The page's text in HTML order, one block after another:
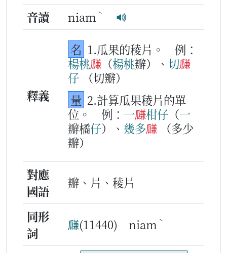
音讀 niam ˋ
釋義
名 1.瓜果的稜片。
例：
楊桃㼓 （楊桃瓣）、 切㼓
仔
（切瓣）
量 2.計算瓜果稜片的單
位。
例： 一㼓柑仔 （一
瓣橘仔）、 幾多㼓
（多少
瓣）
對應
國語
瓣、片、稜片
同形
詞
㼓(11440) niam ˋ